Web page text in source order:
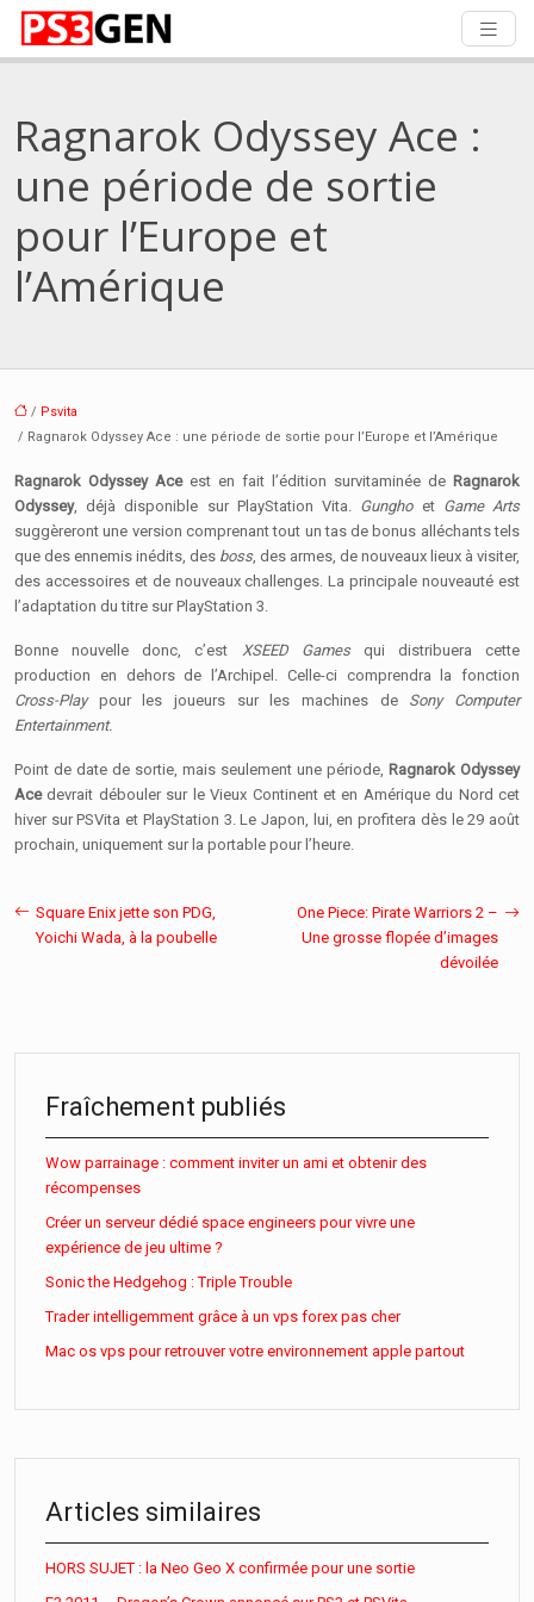
Ragnarok Odyssey Ace :
une période de sortie
pour l’Europe et
l’Amérique
/ Psvita
/ Ragnarok Odyssey Ace : une période de sortie pour l’Europe et l’Amérique
Ragnarok Odyssey Aceest en fait l’édition survitaminée de Ragnarok
Odyssey, déjà disponible sur PlayStation Vita. Gungho etGame Arts
suggèreront une version comprenant tout un tas de bonus alléchants tels
que des ennemis inédits, des boss, des armes, de nouveaux lieux à visiter,
des accessoires et de nouveaux challenges. La principale nouveauté est
l’adaptation du titre sur PlayStation 3.
Bonne nouvelle donc, c’est XSEED Gamesqui distribuera cette
production en dehors de l’Archipel. Celle-ci comprendra la fonction
Cross-Playpour les joueurs sur les machines de Sony Computer
Entertainment.
Point de date de sortie, mais seulement une période, Ragnarok Odyssey
Acedevrait débouler sur le Vieux Continent et en Amérique du Nord cet
hiver sur PSVita et PlayStation 3. Le Japon, lui, en profitera dès le 29 août
prochain, uniquement sur la portable pour l’heure.
Square Enix jette son PDG,
Yoichi Wada, à la poubelle
One Piece: Pirate Warriors 2 –
Une grosse flopée d’images
dévoilée
Fraîchement publiés
Wow parrainage : comment inviter un ami et obtenir des
récompenses
Créer un serveur dédié space engineers pour vivre une
expérience de jeu ultime ?
Sonic the Hedgehog : Triple Trouble
Trader intelligemment grâce à un vps forex pas cher
Mac os vps pour retrouver votre environnement apple partout
Articles similaires
HORS SUJET : la Neo Geo X confirmée pour une sortie